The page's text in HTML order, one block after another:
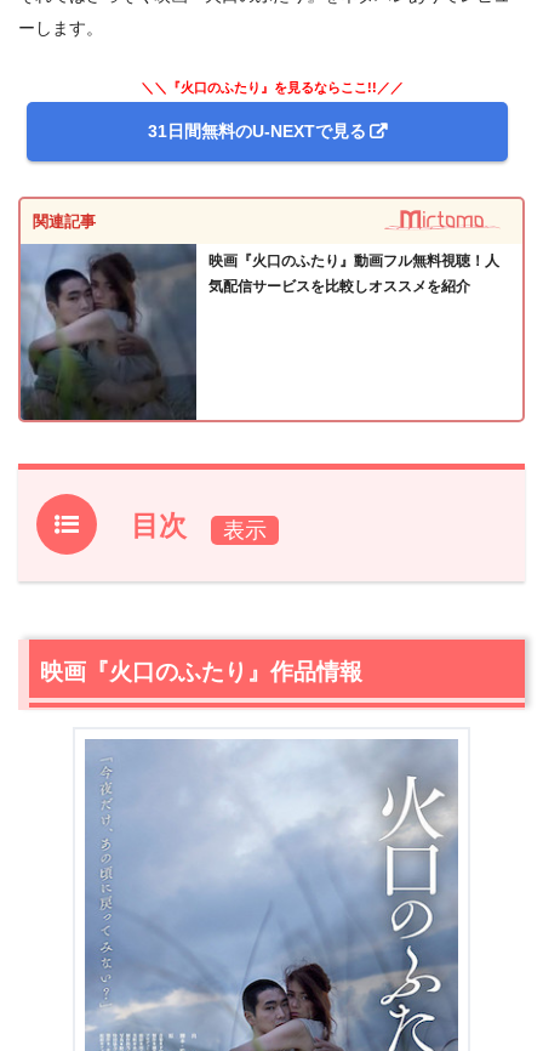
ーします。
＼＼『火口のふたり』を見るならここ!!／／
31日間無料のU-NEXTで見る
関連記事
映画『火口のふたり』動画フル無料視聴！人
気配信サービスを比較しオススメを紹介
目次
1.映画『火口のふたり』作品情報
2.1ふたりの再会
2.2ふたりきりの5日間
映画『火口のふたり』感想
3.1震災後文学として
3.2“説明口調”は原作に沿った結果？
3.3人の匂いを感じる演技
映画『火口のふたり』あらすじ・ネタバレ感想まとめ
映画『火口のふたり』作品情報